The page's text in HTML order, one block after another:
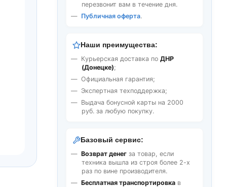
перезвонит вам в течение дня.
Публичная оферта.
Наши преимущества:
Курьерская доставка по ДНР
(Донецке);
Официальная гарантия;
Экспертная техподдержка;
Выдача бонусной карты на 2000
руб. за любую покупку.
Базовый сервис:
Возврат денег за товар, если
техника вышла из строя более 2-х
раз по вине производителя.
Бесплатная транспортировка в